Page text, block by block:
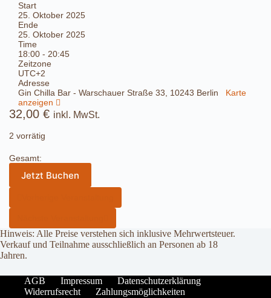
Start
25. Oktober 2025
Ende
25. Oktober 2025
Time
18:00 - 20:45
Zeitzone
UTC+2
Adresse
Gin Chilla Bar - Warschauer Straße 33, 10243 Berlin Karte
anzeigen
32,00 € inkl. MwSt.
2 vorrätig
Gesamt:
Jetzt Buchen
Hinweis: Alle Preise verstehen sich inklusive Mehrwertsteuer.
Verkauf und Teilnahme ausschließlich an Personen ab 18
Jahren.
AGB Impressum
Datenschutzerklärung
Widerrufsrecht
Zahlungsmöglichkeiten